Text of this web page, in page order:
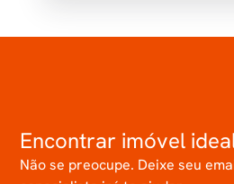
Encontrar imóvel
Não se preocupe. Deixe seu